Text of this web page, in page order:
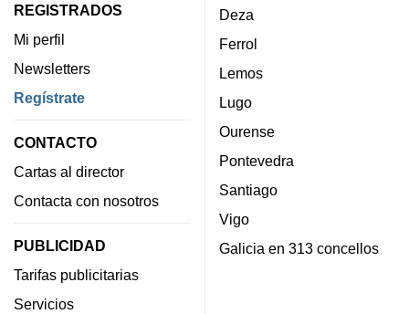
REGISTRADOS
Mi perfil
Newsletters
Regístrate
CONTACTO
Cartas al director
Contacta con nosotros
PUBLICIDAD
Tarifas publicitarias
Servicios
Deza
Ferrol
Lemos
Lugo
Ourense
Pontevedra
Santiago
Vigo
Galicia en 313 concellos